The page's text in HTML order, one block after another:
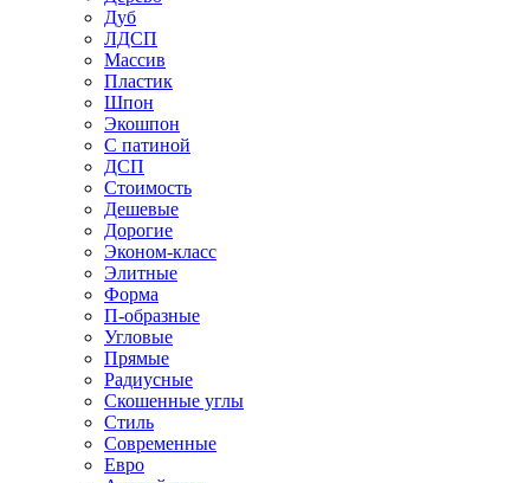
Дуб
ЛДСП
Массив
Пластик
Шпон
Экошпон
С патиной
ДСП
Стоимость
Дешевые
Дорогие
Эконом-класс
Элитные
Форма
П-образные
Угловые
Прямые
Радиусные
Скошенные углы
Стиль
Современные
Евро